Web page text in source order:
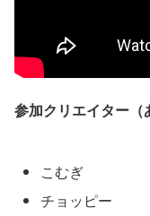
参加クリエイター（
こむぎ
チョッピー